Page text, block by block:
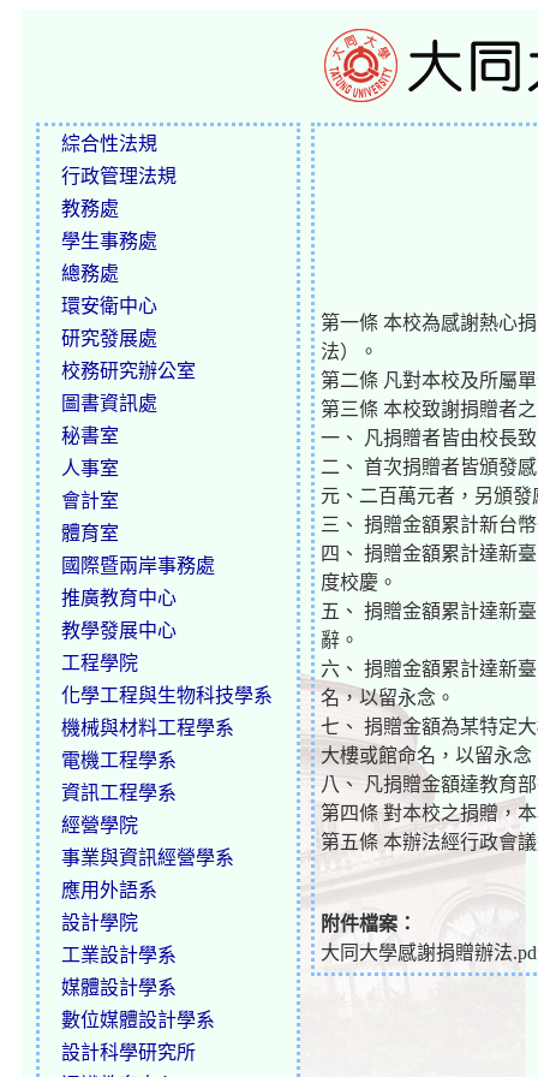
綜合性法規
行政管理法規
教務處
學生事務處
總務處
環安衛中心
研究發展處
校務研究辦公室
圖書資訊處
秘書室
人事室
會計室
體育室
國際暨兩岸事務處
推廣教育中心
教學發展中心
工程學院
化學工程與生物科技學系
機械與材料工程學系
電機工程學系
資訊工程學系
經營學院
事業與資訊經營學系
應用外語系
設計學院
工業設計學系
媒體設計學系
數位媒體設計學系
設計科學研究所
第一條 本校為感謝熱心
法）。
第二條 凡對本校及所屬
第三條 本校致謝捐贈者
一、 凡捐贈者皆由校長
二、 首次捐贈者皆頒發
元、二百萬元者，另頒
三、 捐贈金額累計新台
四、 捐贈金額累計達新
度校慶。
五、 捐贈金額累計達新
辭。
六、 捐贈金額累計達新
名，以留永念。
七、 捐贈金額為某特定
大樓或館命名，以留永念
八、 凡捐贈金額達教育
第四條 對本校之捐贈，
第五條 本辦法經行政會
附件檔案：
大同大學感謝捐贈辦法